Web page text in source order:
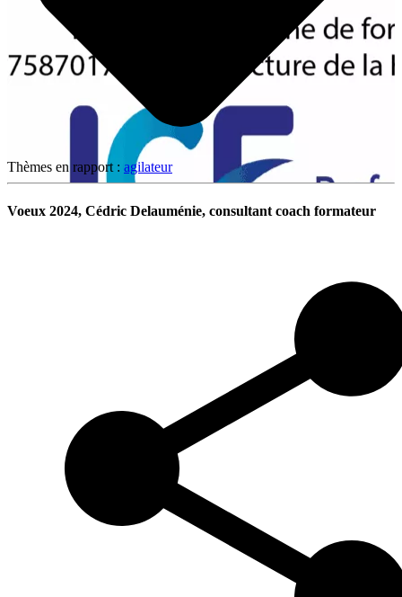
Thèmes en rapport : agilateur
Voeux 2024, Cédric Delauménie, consultant coach formateur